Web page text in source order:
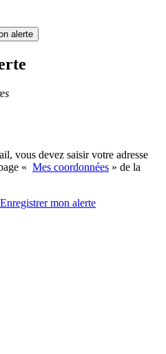
alerte
vous devez saisir votre adresse
« Mes coordonnées » de la
Enregistrermon alerte